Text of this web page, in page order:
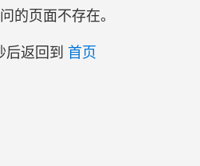
的页面不存在。
返回到 首页